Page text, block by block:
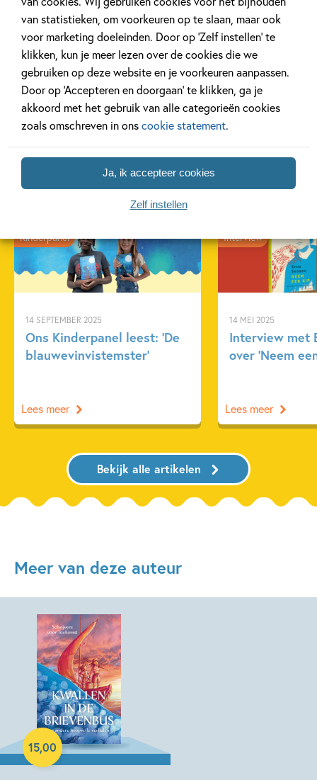
van statistieken, om voorkeuren op te slaan, maar ook
voor marketing doeleinden. Door op ‘Zelf instellen’ te
klikken, kun je meer lezen over de cookies die we
gebruiken op deze website en je voorkeuren aanpassen.
Door op ‘Accepteren en doorgaan’ te klikken, ga je
akkoord met het gebruik van alle categorieën cookies
zoals omschreven in onscookie statement.
Ja, ik accepteer cookies
Zelf instellen
Gerelateerde artikelen
14 SEPTEMBER 2025
Ons Kinderpanel leest: ‘De
blauwevinvistemster’
Kinderpanel
Lees meer
14 MEI 2025
Interview met
over ‘Neem
Interview
Lees meer
Bekijk alle artikelen
Meer van deze auteur
15,00
Hardcover